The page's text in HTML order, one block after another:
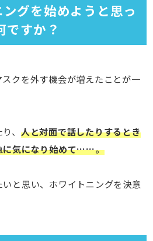
グを始めようと思っ
ですか？
クを外す機会が増えたことが一
、 人と対面で話したりするとき
に気になり始めて……。
と思い、ホワイトニングを決意